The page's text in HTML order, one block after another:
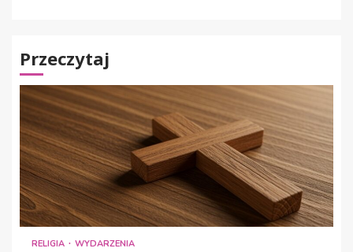
Przeczytaj
RELIGIA WYDARZENIA